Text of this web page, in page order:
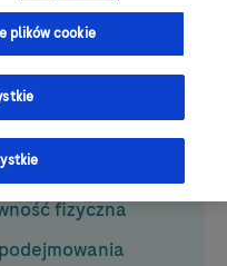
fizyczna
plików cookie